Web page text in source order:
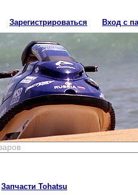
Зарегистрироваться Вход с
Запчасти Tohatsu